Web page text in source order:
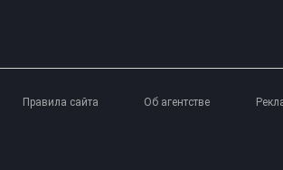
Правила сайта Об агентстве